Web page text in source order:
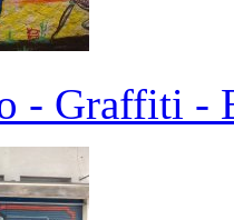
- Graffiti -